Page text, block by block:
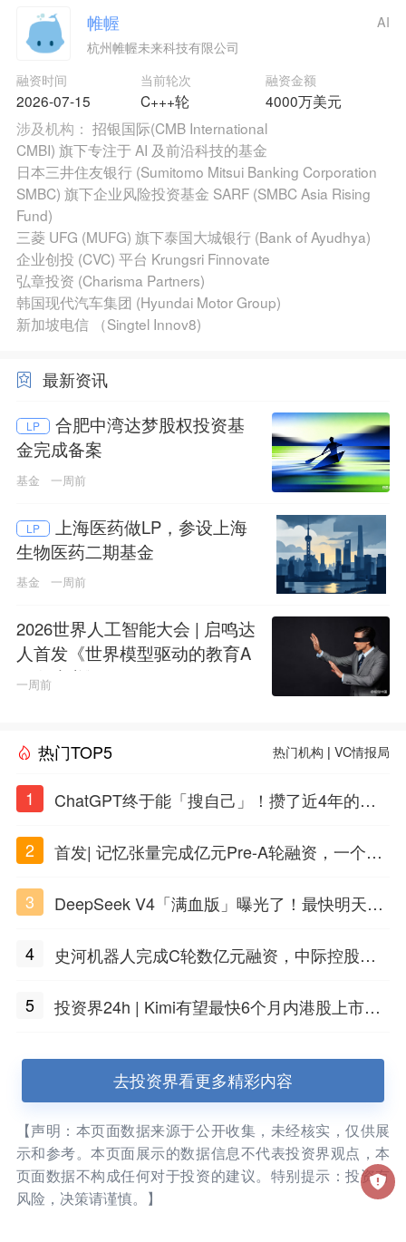
帷幄
杭州帷幄未来科技有限公司
融资时间
2026-07-15
当前轮次
C+++轮
融资金额
4000万美元
AI
涉及机构： 招银国际(CMB International
CMBI) 旗下专注于 AI 及前沿科技的基金
日本三井住友银行 (Sumitomo Mitsui Banking Corporation
SMBC) 旗下企业风险投资基金 SARF (SMBC Asia Rising
Fund)
三菱 UFG (MUFG) 旗下泰国大城银行 (Bank of Ayudhya)
企业创投 (CVC) 平台 Krungsri Finnovate
弘章投资 (Charisma Partners)
韩国现代汽车集团 (Hyundai Motor Group)
新加坡电信 （Singtel Innov8)
最新资讯
LP
合肥中湾达梦股权投资基
金完成备案
基金 一周前
LP
上海医药做LP，参设上海
生物医药二期基金
基金 一周前
2026世界人工智能大会 | 启鸣达
人首发《世界模型驱动的教育A
GI白皮书》
一周前
热门TOP5 热门机构 |VC情报局
1
ChatGPT终于能「搜自己」！攒了近4年的对
2
首发| 记忆张量完成亿元Pre-A轮融资，一个上
3
DeepSeek V4「满血版」曝光了！最快明天发
4
史河机器人完成C轮数亿元融资，中际控股领
5
投资界24h | Kimi有望最快6个月内港股上市；
去投资界看更多精彩内容
【声明：本页面数据来源于公开收集，未经核实，仅供展
示和参考。本页面展示的数据信息不代表投资界观点，本
页面数据不构成任何对于投资的建议。特别提示：投资有
风险，决策请谨慎。】